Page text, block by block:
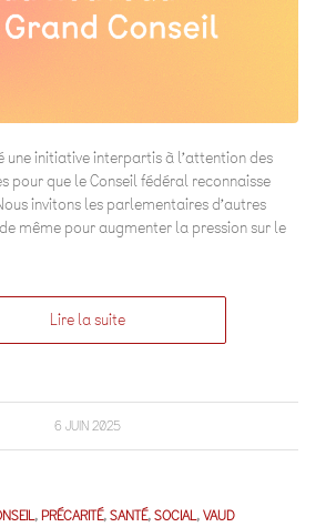
une initiative interpartis à l’attention des
pour que le Conseil fédéral reconnaisse
invitons les parlementaires d’autres
même pour augmenter la pression sur le
Lire la suite
6 JUIN 2025
,PRÉCARITÉ,SANTÉ,SOCIAL,VAUD